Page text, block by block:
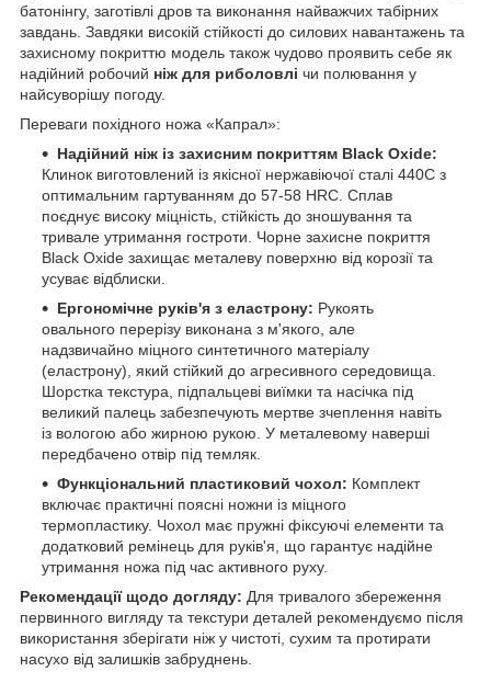
батонінгу, заготівлі дров та виконання найважчих табірних
завдань. Завдяки високій стійкості до силових навантажень та
захисному покриттю модель також чудово проявить себе як
надійний робочий ніж для риболовлі чи полювання у
найсуворішу погоду.
Переваги похідного ножа «Капрал»:
Надійний ніж із захисним покриттям Black Oxide:
Клинок виготовлений із якісної нержавіючої сталі 440C з
оптимальним гартуванням до 57-58 HRC. Сплав
поєднує високу міцність, стійкість до зношування та
тривале утримання гостроти. Чорне захисне покриття
Black Oxide захищає металеву поверхню від корозії та
усуває відблиски.
Ергономічне руків'я з еластрону: Рукоять
овального перерізу виконана з м'якого, але
надзвичайно міцного синтетичного матеріалу
(еластрону), який стійкий до агресивного середовища.
Шорстка текстура, підпальцеві виїмки та насічка під
великий палець забезпечують мертве зчеплення навіть
із вологою або жирною рукою. У металевому наверші
передбачено отвір під темляк.
Функціональний пластиковий чохол: Комплект
включає практичні поясні ножни із міцного
термопластику. Чохол має пружні фіксуючі елементи та
додатковий ремінець для руків'я, що гарантує надійне
утримання ножа під час активного руху.
Рекомендації щодо догляду: Для тривалого збереження
первинного вигляду та текстури деталей рекомендуємо після
використання зберігати ніж у чистоті, сухим та протирати
насухо від залишків забруднень.